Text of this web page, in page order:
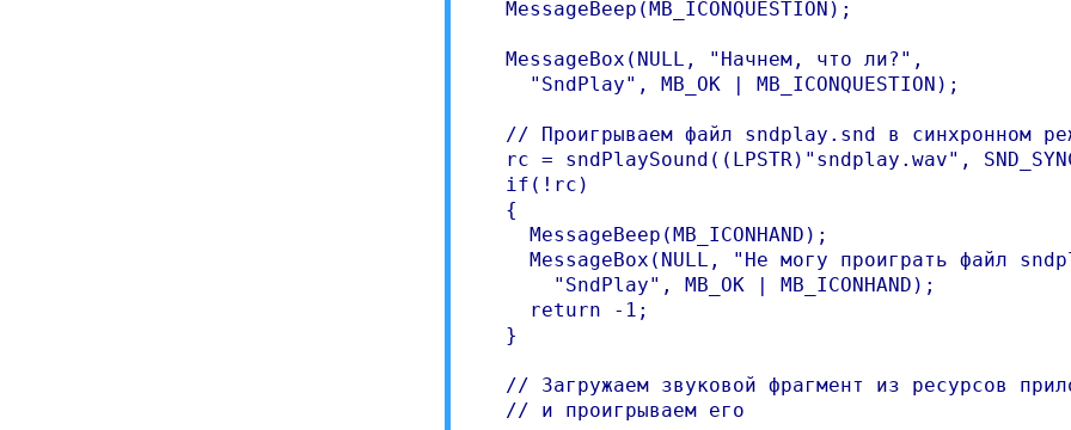
   MessageBeep(MB_ICONQUESTION);
   MessageBox(NULL, "Начнем, что ли?",
     "SndPlay", MB_OK | MB_ICONQUESTION);
// Проигрываем файл sndplay.snd в синхронном
rc = sndPlaySound((LPSTR)"sndplay.wav",
   if(!rc)
   {
     MessageBeep(MB_ICONHAND);
MessageBox(NULL, "Не могу проиграть файл
       "SndPlay", MB_OK | MB_ICONHAND);
     return -1;
   }
// Загружаем звуковой фрагмент из ресурсов
   // и проигрываем его